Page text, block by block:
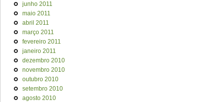
junho 2011
maio 2011
abril 2011
março 2011
fevereiro 2011
janeiro 2011
dezembro 2010
novembro 2010
outubro 2010
setembro 2010
agosto 2010